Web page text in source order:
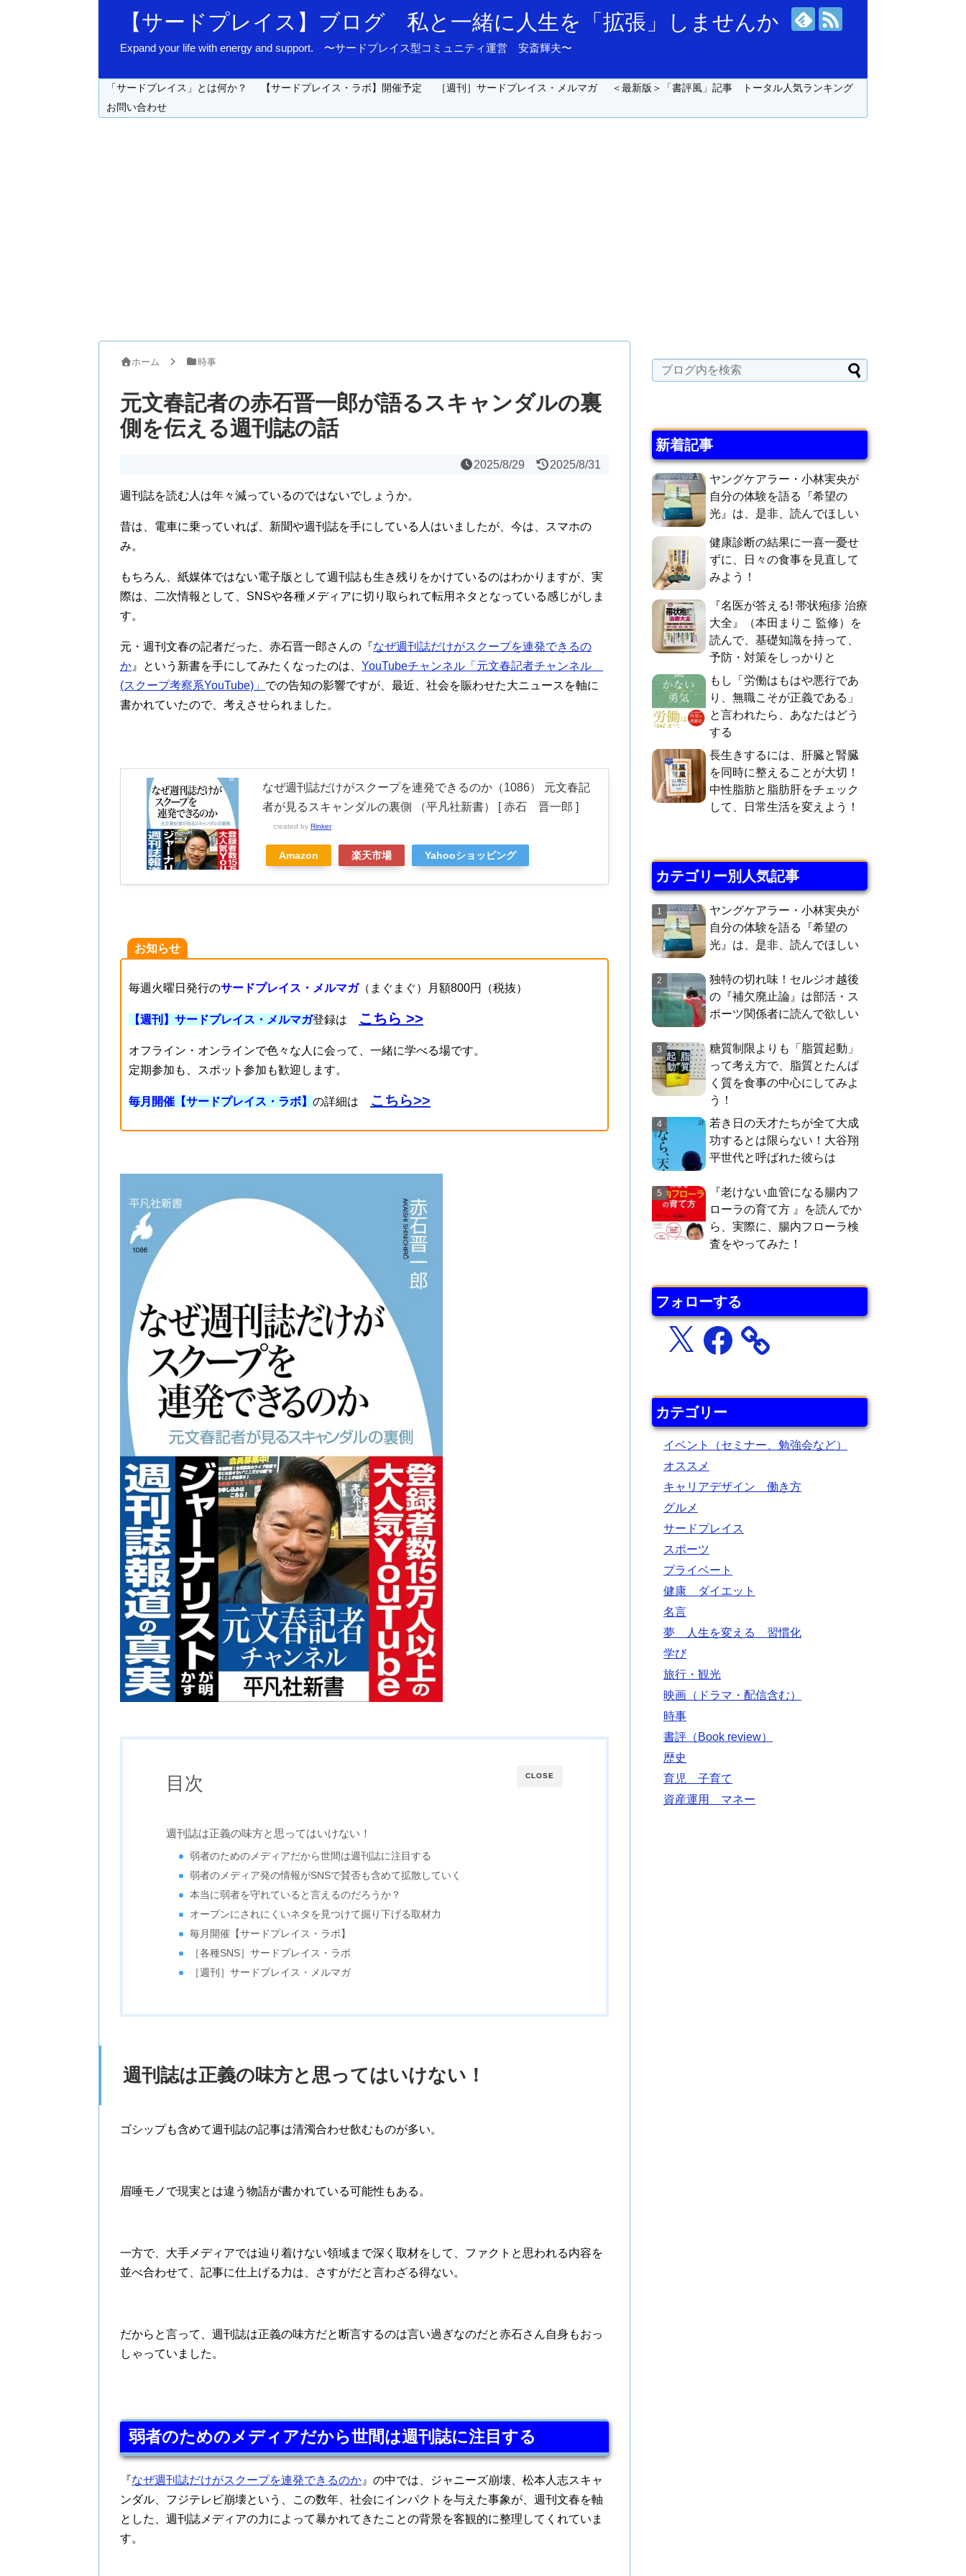
【サードプレイス】ブログ 私と一緒に人生を「拡張」しませんか
Expand your life with energy and support. 〜サードプレイス型コミュニティ運営 安斎輝夫〜
「サードプレイス」とは何か？ 【サードプレイス・ラボ】開催予定 ［週刊］サードプレイス・メルマガ
＜最新版＞「書評風」記事 トータル人気ランキング
お問い合わせ
ホーム 時事
元文春記者の赤石晋一郎が語るスキャンダルの裏
側を伝える週刊誌の話
2025/8/29 2025/8/31
週刊誌を読む人は年々減っているのではないでしょうか。
昔は、電車に乗っていれば、新聞や週刊誌を手にしている人はいましたが、今は、スマホの
み。
もちろん、紙媒体ではない電子版として週刊誌も生き残りをかけているのはわかりますが、実
際は、二次情報として、SNSや各種メディアに切り取られて転用ネタとなっている感じがしま
す。
元・週刊文春の記者だった、赤石晋一郎さんの『なぜ週刊誌だけがスクープを連発できるの
か 』という新書を手にしてみたくなったのは、 YouTubeチャンネル「元文春記者チャンネル
(スクープ考察系YouTube)」 での告知の影響ですが、最近、社会を賑わせた大ニュースを軸に
書かれていたので、考えさせられました。
なぜ週刊誌だけがスクープを連発できるのか（1086） 元文春記
者が見るスキャンダルの裏側 （平凡社新書） [ 赤石 晋一郎 ]
created by Rinker
Amazon 楽天市場 Yahooショッピング
お知らせ
毎週火曜日発行のサードプレイス・メルマガ（まぐまぐ）月額800円（税抜）
【週刊】サードプレイス・メルマガ登録は こちら >>
オフライン・オンラインで色々な人に会って、一緒に学べる場です。
定期参加も、スポット参加も歓迎します。
毎月開催【サードプレイス・ラボ】 の詳細は こちら>>
CLOSE
目次
週刊誌は正義の味方と思ってはいけない！
弱者のためのメディアだから世間は週刊誌に注目する
弱者のメディア発の情報がSNSで賛否も含めて拡散していく
本当に弱者を守れていると言えるのだろうか？
オープンにされにくいネタを見つけて掘り下げる取材力
毎月開催【サードプレイス・ラボ】
［各種SNS］サードプレイス・ラボ
［週刊］サードプレイス・メルマガ
週刊誌は正義の味方と思ってはいけない！
ゴシップも含めて週刊誌の記事は清濁合わせ飲むものが多い。
眉唾モノで現実とは違う物語が書かれている可能性もある。
一方で、大手メディアでは辿り着けない領域まで深く取材をして、ファクトと思われる内容を
並べ合わせて、記事に仕上げる力は、さすがだと言わざる得ない。
だからと言って、週刊誌は正義の味方だと断言するのは言い過ぎなのだと赤石さん自身もおっ
しゃっていました。
弱者のためのメディアだから世間は週刊誌に注目する
『なぜ週刊誌だけがスクープを連発できるのか 』の中では、ジャニーズ崩壊、松本人志スキャ
ンダル、フジテレビ崩壊という、この数年、社会にインパクトを与えた事象が、週刊文春を軸
とした、週刊誌メディアの力によって暴かれてきたことの背景を客観的に整理してくれていま
す。
新着記事
ヤングケアラー・小林実央が
自分の体験を語る『希望の
光』は、是非、読んでほしい
健康診断の結果に一喜一憂せ
ずに、日々の食事を見直して
みよう！
『名医が答える! 帯状疱疹 治療
大全』（本田まりこ 監修）を
読んで、基礎知識を持って、
予防・対策をしっかりと
もし「労働はもはや悪行であ
り、無職こそが正義である」
と言われたら、あなたはどう
する
長生きするには、肝臓と腎臓
を同時に整えることが大切！
中性脂肪と脂肪肝をチェック
して、日常生活を変えよう！
カテゴリー別人気記事
ヤングケアラー・小林実央が
自分の体験を語る『希望の
光』は、是非、読んでほしい
独特の切れ味！セルジオ越後
の『補欠廃止論』は部活・ス
ポーツ関係者に読んで欲しい
糖質制限よりも「脂質起動」
って考え方で、脂質とたんぱ
く質を食事の中心にしてみよ
う！
若き日の天才たちが全て大成
功するとは限らない！大谷翔
平世代と呼ばれた彼らは
『老けない血管になる腸内フ
ローラの育て方 』を読んでか
ら、実際に、腸内フローラ検
査をやってみた！
フォローする
X Facebook
カテゴリー
イベント（セミナー、勉強会など）
オススメ
キャリアデザイン 働き方
グルメ
サードプレイス
スポーツ
プライベート
健康 ダイエット
名言
夢 人生を変える 習慣化
学び
旅行・観光
映画（ドラマ・配信含む）
時事
書評（Book review）
歴史
育児 子育て
資産運用 マネー